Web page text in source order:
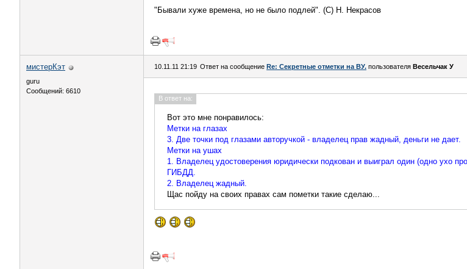
"Бывали хуже времена, но не было подлей". (C) Н. Некрасов
мистерКэт
guru
Сообщений: 6610
10.11.11 21:19 Ответ на сообщение Re: Секретные отметки на ВУ. пользователя Весельчак У
В ответ на:
Вот это мне понравилось:
Метки на глазах
3. Две точки под глазами авторучкой - владелец прав жадный, деньги не дает.
Метки на ушах
1. Владелец удостоверения юридически подкован и выиграл один (одно ухо
ГИБДД.
2. Владелец жадный.
Щас пойду на своих правах сам пометки такие сделаю...